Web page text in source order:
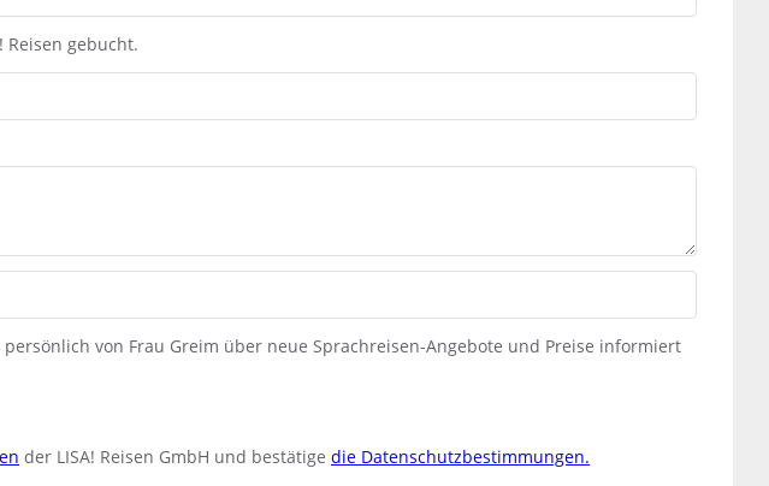
Reisen gebucht.
persönlich von Frau Greim über neue Sprachreisen-Angebote und Preise informiert
der LISA! Reisen GmbH und bestätige die Datenschutzbestimmungen.